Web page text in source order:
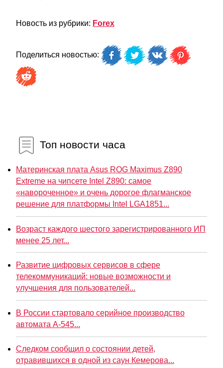
Новость из рубрики: Forex
Поделиться новостью:
Топ новости часа
Материнская плата Asus ROG Maximus Z890
Extreme на чипсете Intel Z890: самое
«навороченное» и очень дорогое флагманское
решение для платформы Intel LGA1851...
Возраст каждого шестого зарегистрированного ИП
менее 25 лет...
Развитие цифровых сервисов в сфере
телекоммуникаций: новые возможности и
улучшения для пользователей...
В России стартовало серийное производство
автомата А-545...
Следком сообщил о состоянии детей,
отравившихся в одной из саун Кемерова...